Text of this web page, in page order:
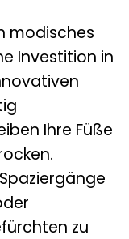
modisches
Investition in
Ihre Füße
zu